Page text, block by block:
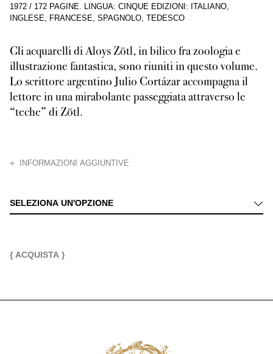
1972 / 172 PAGINE. LINGUA: CINQUE EDIZIONI: ITALIANO,
INGLESE, FRANCESE, SPAGNOLO, TEDESCO
Gli acquarelli di Aloys Zötl, in bilico fra zoologia e
illustrazione fantastica, sono riuniti in questo volume.
Lo scrittore argentino Julio Cortázar accompagna il
lettore in una mirabolante passeggiata attraverso le
“teche” di Zötl.
INFORMAZIONI AGGIUNTIVE
Rinoceronti squamati, scimmie con mani lunghe e nodose, animali
SELEZIONA UN'OPZIONE
{ ACQUISTA }